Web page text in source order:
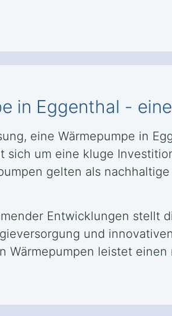
in Eggenthal - eine
eine Wärmepumpe in
sich um eine kluge
gelten als
Entwicklungen stellt
und
Wärmepumpen leistet